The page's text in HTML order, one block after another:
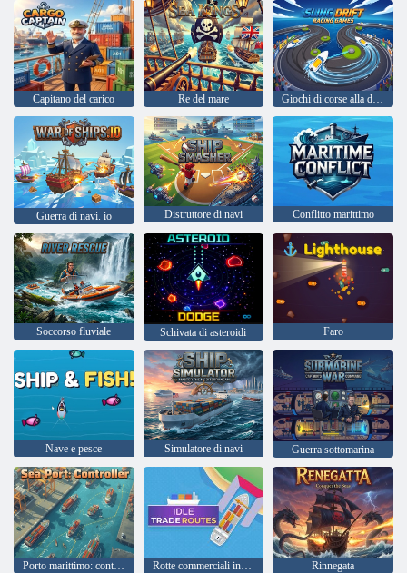
Capitano del carico Re del mare Giochi di corse alla deriva con la fionda
Guerra di navi. io Distruttore di navi Conflitto marittimo
Soccorso fluviale Schivata di asteroidi Faro
Nave e pesce Simulatore di navi Guerra sottomarina
Rotte commerciali inattive Rinnegata